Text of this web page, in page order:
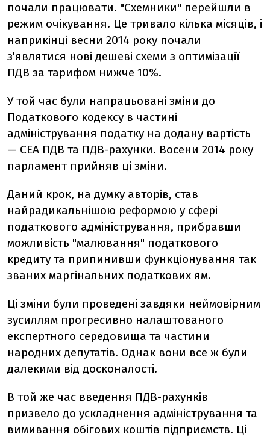
почали працювати. "Схемники" перейшли в
режим очікування. Це тривало кілька місяців, і
наприкінці весни 2014 року почали
з'являтися нові дешеві схеми з оптимізації
ПДВ за тарифом нижче 10%.
У той час були напрацьовані зміни до
Податкового кодексу в частині
адміністрування податку на додану вартість
— СЕА ПДВ та ПДВ-рахунки. Восени 2014 року
парламент прийняв ці зміни.
Даний крок, на думку авторів, став
найрадикальнішою реформою у сфері
податкового адміністрування, прибравши
можливість "малювання" податкового
кредиту та припинивши функціонування так
званих маргінальних податкових ям.
Ці зміни були проведені завдяки неймовірним
зусиллям прогресивно налаштованого
експертного середовища та частини
народних депутатів. Однак вони все ж були
далекими від досконалості.
В той же час введення ПДВ-рахунків
призвело до ускладнення адміністрування та
вимивання обігових коштів підприємств. Ці